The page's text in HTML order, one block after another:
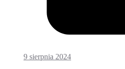
9 sierpnia 2024